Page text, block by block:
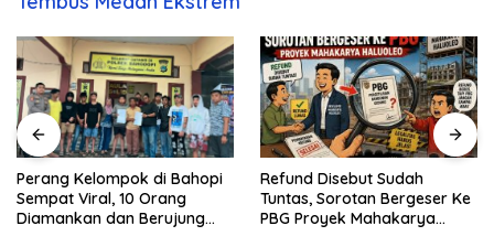
Perang Kelompok di Bahopi
Sempat Viral, 10 Orang
Diamankan dan Berujung
Refund Disebut Sudah
Tuntas, Sorotan Bergeser Ke
PBG Proyek Mahakarya